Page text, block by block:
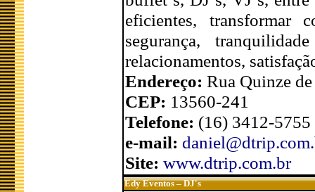
eficientes, transformar
segurança,
relacionamentos,
Endereço: Rua Quinze
CEP: 13560-241
Telefone: (16) 3412-
e-mail:
Site: www.dtrip.com.br
Edy Eventos – DJ's